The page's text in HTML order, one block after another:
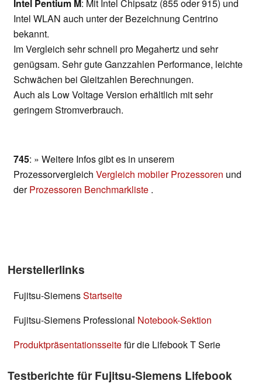
Intel Pentium M: Mit Intel Chipsatz (855 oder 915) und
Intel WLAN auch unter der Bezeichnung Centrino
bekannt.
Im Vergleich sehr schnell pro Megahertz und sehr
genügsam. Sehr gute Ganzzahlen Performance, leichte
Schwächen bei Gleitzahlen Berechnungen.
Auch als Low Voltage Version erhältlich mit sehr
geringem Stromverbrauch.
745: » Weitere Infos gibt es in unserem
Prozessorvergleich Vergleich mobiler Prozessoren und
derProzessoren Benchmarkliste .
Herstellerlinks
Fujitsu-SiemensStartseite
Fujitsu-Siemens Professional Notebook-Sektion
Produktpräsentationsseitefür die Lifebook T Serie
Testberichte für Fujitsu-Siemens Lifebook